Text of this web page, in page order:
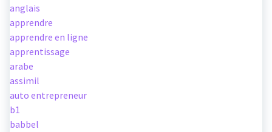
anglais
apprendre
apprendre en ligne
apprentissage
arabe
assimil
auto entrepreneur
b1
babbel